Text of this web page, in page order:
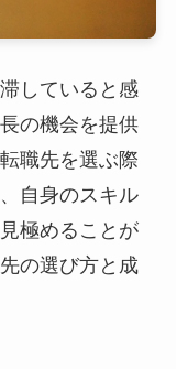
していると感
の機会を提供
職先を選ぶ際
自身のスキル
極めることが
の選び方と成